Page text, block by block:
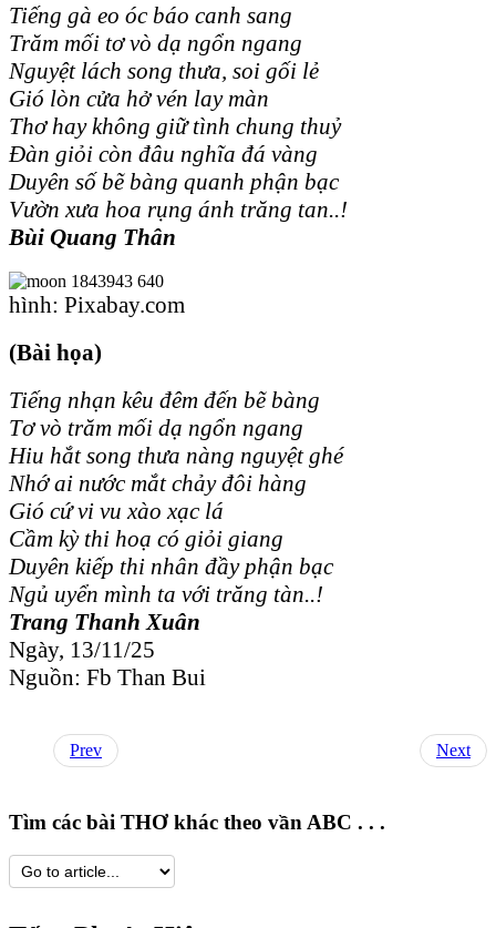
Tiếng gà eo óc báo canh sang
Trăm mối tơ vò dạ ngổn ngang
Nguyệt lách song thưa, soi gối lẻ
Gió lòn cửa hở vén lay màn
Thơ hay không giữ tình chung thuỷ
Đàn giỏi còn đâu nghĩa đá vàng
Duyên số bẽ bàng quanh phận bạc
Vườn xưa hoa rụng ánh trăng tan..!
Bùi Quang Thân
hình: Pixabay.com
(Bài họa)
Tiếng nhạn kêu đêm đến bẽ bàng
Tơ vò trăm mối dạ ngổn ngang
Hiu hắt song thưa nàng nguyệt ghé
Nhớ ai nước mắt chảy đôi hàng
Gió cứ vi vu xào xạc lá
Cầm kỳ thi hoạ có giỏi giang
Duyên kiếp thi nhân đầy phận bạc
Ngủ uyển mình ta với trăng tàn..!
Trang Thanh Xuân
Ngày, 13/11/25
Nguồn: Fb Than Bui
Prev Next
Tìm các bài THƠ khác theo vần ABC . . .